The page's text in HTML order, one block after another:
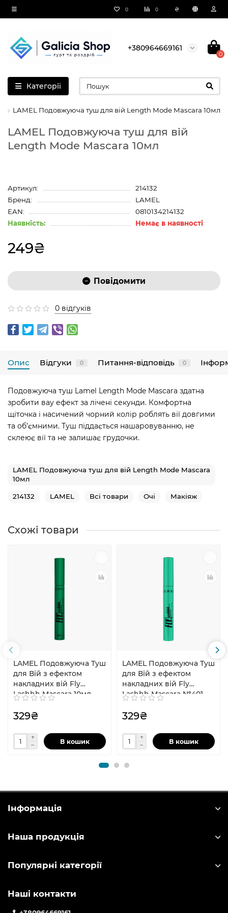
0 0 ₴
+380964669161
0
Категорії
LAMEL Подовжуюча туш для вій Length Mode Mascara 10мл
LAMEL Подовжуюча туш для вій
Length Mode Mascara 10мл
Артикул:
214132
Бренд:
LAMEL
EAN:
0810134214132
Наявність:
Немає в наявності
249₴
Повідомити
0 відгуків
Опис Відгуки 0 Питання-відповідь 0
Подовжуюча туш Lamel Length Mode Mascara здатна
зробити вау ефект за лічені секунди. Комфортна
щіточка і насичений чорний колір роблять вії довгими
та об’ємними. Туш піддається нашаровуванню, не
склеює вії та не залишає грудочки.
LAMEL Подовжуюча туш для вій Length Mode Mascara
10мл
214132 LAMEL Всі товари Очі Макіяж
Схожі товари
LAMEL Подовжуюча Туш
для Вій з ефектом
накладних вій Fly
Lashhh Mascara 10мл
329₴
В кошик
LAMEL Подовжуюча Туш
для Вій з ефектом
накладних вій Fly
Lashhh Mascara №401
329₴
В кошик
Інформація
Наша продукція
Популярні категорії
Наші контакти